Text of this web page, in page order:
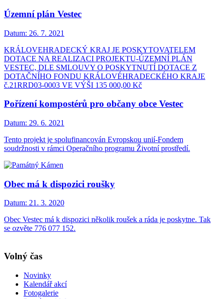
Územní plán Vestec
Datum: 26. 7. 2021
KRÁLOVEHRADECKÝ KRAJ JE POSKYTOVATELEM
DOTACE NA REALIZACI PROJEKTU-ÚZEMNÍ PLÁN
VESTEC, DLE SMLOUVY O POSKYTNUTÍ DOTACE Z
DOTAČNÍHO FONDU KRÁLOVÉHRADECKÉHO KRAJE
č.21RRD03-0003 VE VÝŠI 135 000,00 Kč
Pořízení kompostérů pro občany obce Vestec
Datum: 29. 6. 2021
Tento projekt je spolufinancován Evropskou unií-Fondem
soudržnosti v rámci Operačního programu Životní prostředí.
Obec má k dispozici roušky
Datum: 21. 3. 2020
Obec Vestec má k dispozici několik roušek a ráda je poskytne. Tak
se ozvěte 776 077 152.
Volný čas
Novinky
Kalendář akcí
Fotogalerie